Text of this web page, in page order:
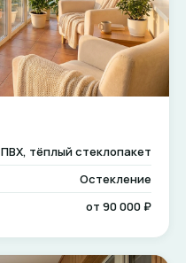
ПВХ, тёплый стеклопакет
Остекление
от 90 000 ₽